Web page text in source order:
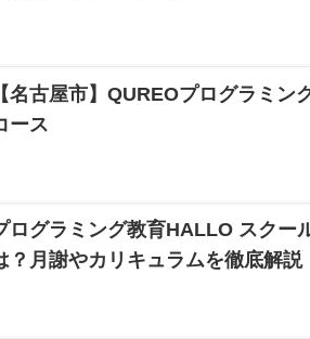
【名古屋市】QUREOプログラミン
ース
ログラミング教育HALLO スクー
？月謝やカリキュラムを徹底解説